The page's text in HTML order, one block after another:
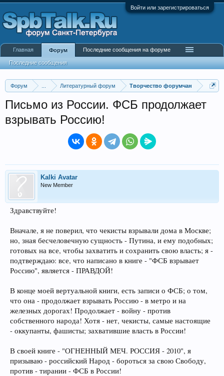
Войти или зарегистрироваться
Форум Литературный форум Творчество форумчан
Письмо из России. ФСБ продолжает
взрывать Россию!
Kalki Avatar
New Member
Здравствуйте!
Вначале, я не поверил, что чекисты взрывали дома в Москве;
но, зная бесчеловечную сущность - Путина, и ему подобных;
готовых на все, чтобы захватить и сохранить свою власть; я -
подтверждаю: все, что написано в книге - "ФСБ взрывает
Россию", является - ПРАВДОЙ!
В конце моей вертуальной книги, есть записи о ФСБ; о том,
что она - продолжает взрывать Россию - в метро и на
железных дорогах! Продолжает - войну - против
собственного народа! Хотя - нет, чекисты, самые настоящие
- оккупанты, фашисты; захватившие власть в России!
В своей книге - "ОГНЕННЫЙ МЕЧ. РОССИЯ - 2010", я
призываю - российский Народ - бороться за свою Свободу,
против - тирании - ФСБ в России!
Главная Форум
Последние сообщения
Последние сообщения на форуме